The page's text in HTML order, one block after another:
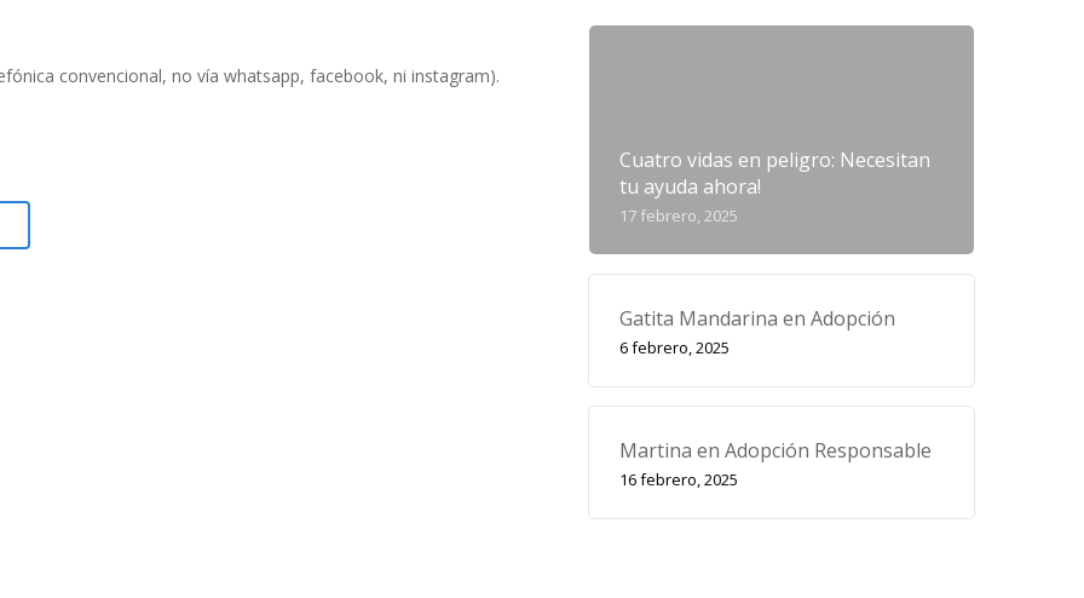
convencional, no vía whatsapp, facebook, ni instagram).
Cuatro vidas en peligro: Necesitan
tu ayuda ahora!
17 febrero, 2025
Gatita Mandarina en Adopción
6 febrero, 2025
Martina en Adopción Responsable
16 febrero, 2025